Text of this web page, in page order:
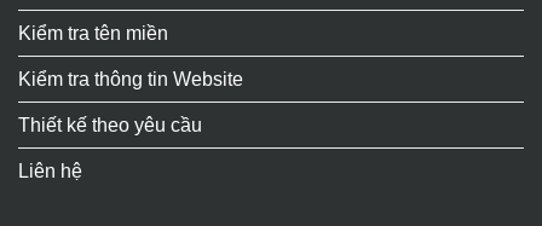
Kiểm tra tên miền
Kiểm tra thông tin Website
Thiết kế theo yêu cầu
Liên hệ